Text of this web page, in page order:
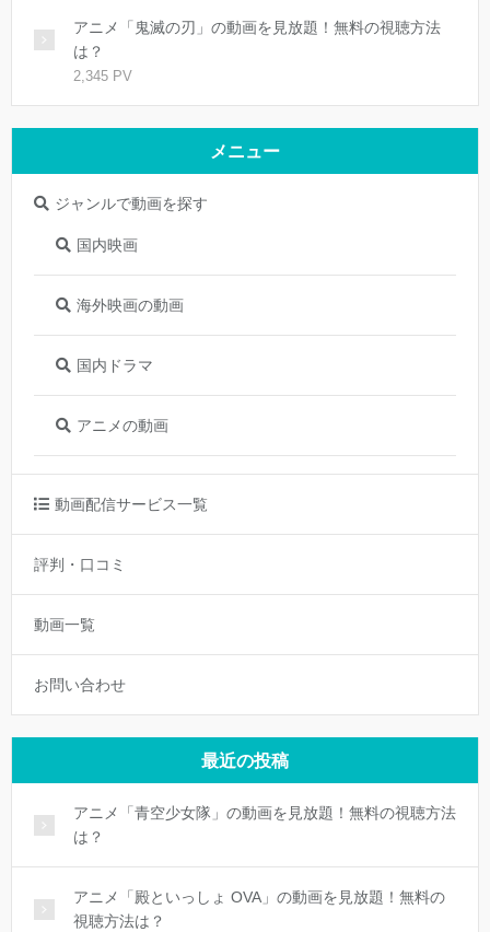
アニメ「鬼滅の刃」の動画を見放題！無料の視聴方法
は？
2,345 PV
メニュー
ジャンルで動画を探す
国内映画
海外映画の動画
国内ドラマ
アニメの動画
動画配信サービス一覧
評判・口コミ
動画一覧
お問い合わせ
最近の投稿
アニメ「青空少女隊」の動画を見放題！無料の視聴方法
は？
アニメ「殿といっしょ OVA」の動画を見放題！無料の
視聴方法は？